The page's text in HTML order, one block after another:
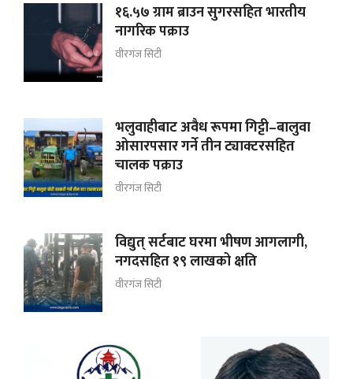
१६.५७ ग्राम ब्राउन सुगरसहित भारतीय
नागरिक पक्राउ
वीरगंज सिटी
भलुवाहीबाट अवैध रूपमा गिट्टी–बालुवा
ओसारपसार गर्ने तीन ट्याक्टरसहित
चालक पक्राउ
वीरगंज सिटी
विद्युत् सर्टबाट घरमा भीषण आगलागी,
नगदसहित १९ लाखको क्षति
वीरगंज सिटी